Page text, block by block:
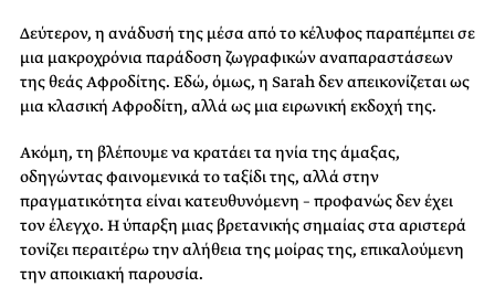
Δεύτερον, η ανάδυσή της μέσα από το κέλυφος παραπέμπει σε
μια μακροχρόνια παράδοση ζωγραφικών αναπαραστάσεων
της θεάς Αφροδίτης. Εδώ, όμως, η Sarah δεν απεικονίζεται ως
μια κλασική Αφροδίτη, αλλά ως μια ειρωνική εκδοχή της.
Ακόμη, τη βλέπουμε να κρατάει τα ηνία της άμαξας,
οδηγώντας φαινομενικά το ταξίδι της, αλλά στην
πραγματικότητα είναι κατευθυνόμενη – προφανώς δεν έχει
τον έλεγχο. Η ύπαρξη μιας βρετανικής σημαίας στα αριστερά
τονίζει περαιτέρω την αλήθεια της μοίρας της, επικαλούμενη
την αποικιακή παρουσία.